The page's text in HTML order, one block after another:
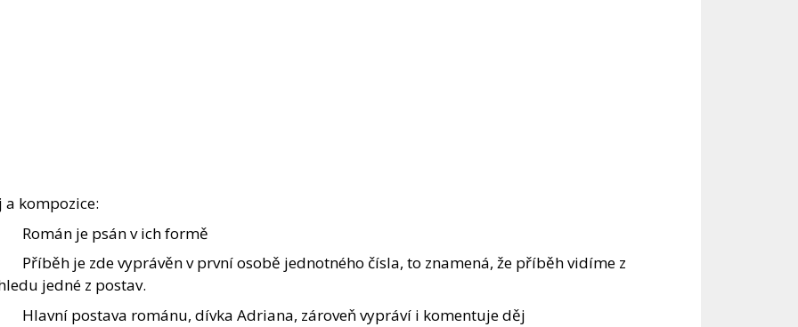
a kompozice:
je psán v ich formě
je zde vyprávěn v první osobě jednotného čísla, to znamená, že příběh vidíme z
jedné z postav.
postava románu, dívka Adriana, zároveň vypráví i komentuje děj